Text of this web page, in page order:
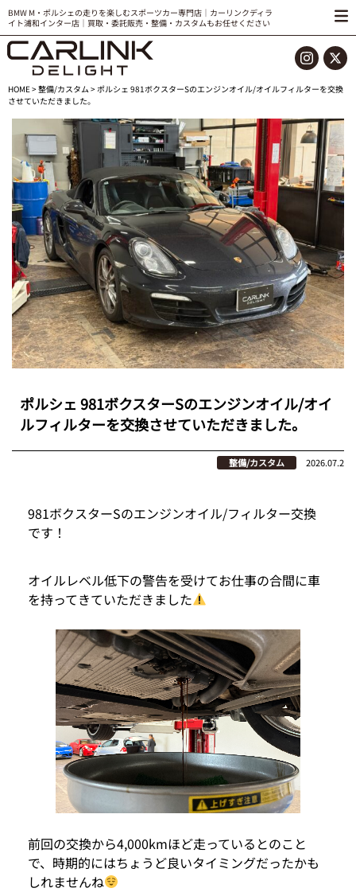
BMW M・ポルシェの走りを楽しむスポーツカー専門店｜カーリンクディラ
イト浦和インター店｜買取・委託販売・整備・カスタムもお任せください
HOME>整備/カスタム> ポルシェ 981ボクスターSのエンジンオイル/オイルフィルターを交換
させていただきました。
ポルシェ 981ボクスターSのエンジンオイル/オイ
ルフィルターを交換させていただきました。
整備/カスタム 2026.07.2
981ボクスターSのエンジンオイル/フィルター交換
です！
オイルレベル低下の警告を受けてお仕事の合間に車
を持ってきていただきました
前回の交換から4,000kmほど走っているとのこと
で、時期的にはちょうど良いタイミングだったかも
しれませんね